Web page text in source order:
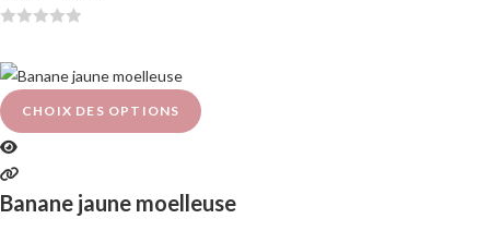
o
e
s
u
r
CHOIX DES OPTIONS
Banane jaune moelleuse